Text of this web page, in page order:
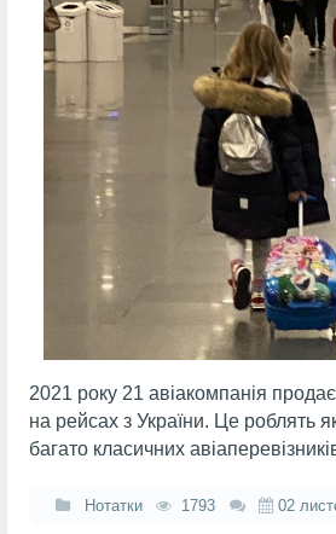
2021 року 21 авіакомпанія
на рейсах з України. Це роблять
багато класичних
Нотатки 1793 02